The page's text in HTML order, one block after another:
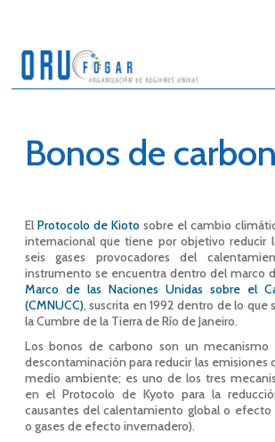
Bonos de
ElProtocolo de Kiotosobre el cambio
internacional que tiene por objetivo reducir
seis gases provocadores del
instrumento se encuentra dentro del marco
Marco de las Naciones Unidas sobre el
(CMNUCC), suscrita en 1992 dentro de lo
la Cumbre de la Tierra de Río de Janeiro.
Los bonos de carbono son un mecanismo
descontaminación para reducir las emisiones
medio ambiente; es uno de los tres
en el Protocolo de Kyoto para la
causantes del calentamiento global o efecto
o gases de efecto invernadero).